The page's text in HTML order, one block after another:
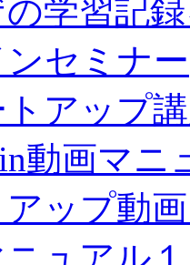
学習記
セミナー
トアップ
動画マ
ップ動